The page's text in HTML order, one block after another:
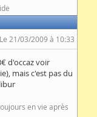
Le 21/03/2009 à 10:33
d'occaz voir
mais c'est pas du
en vie après